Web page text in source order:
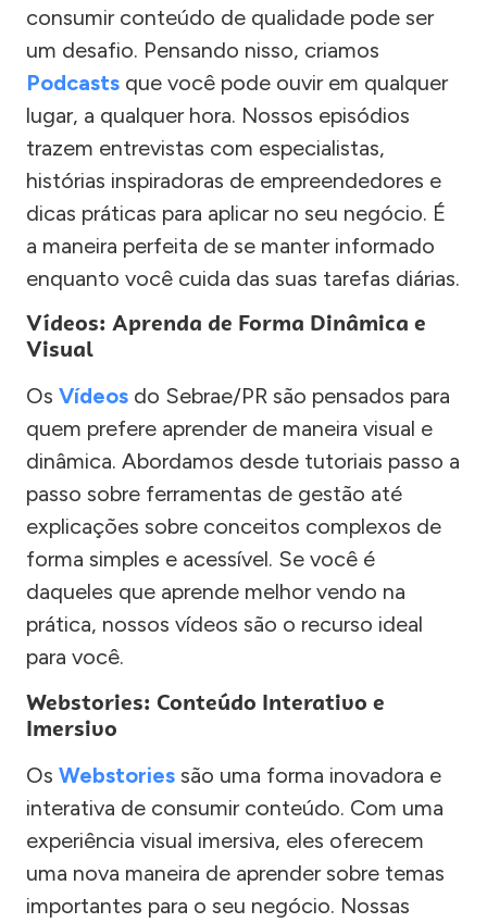
consumir conteúdo de qualidade pode ser
um desafio. Pensando nisso, criamos
Podcasts que você pode ouvir em qualquer
lugar, a qualquer hora. Nossos episódios
trazem entrevistas com especialistas,
histórias inspiradoras de empreendedores e
dicas práticas para aplicar no seu negócio. É
a maneira perfeita de se manter informado
enquanto você cuida das suas tarefas diárias.
Vídeos: Aprenda de Forma Dinâmica e
Visual
Os Vídeos do Sebrae/PR são pensados para
quem prefere aprender de maneira visual e
dinâmica. Abordamos desde tutoriais passo a
passo sobre ferramentas de gestão até
explicações sobre conceitos complexos de
forma simples e acessível. Se você é
daqueles que aprende melhor vendo na
prática, nossos vídeos são o recurso ideal
para você.
Webstories: Conteúdo Interativo e
Imersivo
Os Webstories são uma forma inovadora e
interativa de consumir conteúdo. Com uma
experiência visual imersiva, eles oferecem
uma nova maneira de aprender sobre temas
importantes para o seu negócio. Nossas